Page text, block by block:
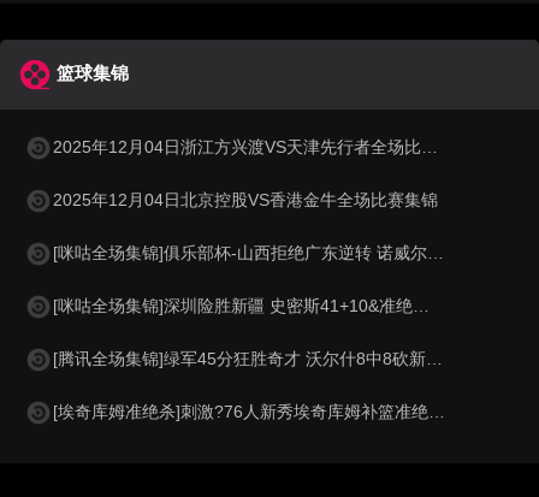
篮球集锦
2025年12月04日浙江方兴渡VS天津先行者全场比赛集锦
2025年12月04日北京控股VS香港金牛全场比赛集锦
[咪咕全场集锦]俱乐部杯-山西拒绝广东逆转 诺威尔29+6 张宁19分 徐杰25+11
[咪咕全场集锦]深圳险胜新疆 史密斯41+10&准绝杀 李炎哲20+7
[腾讯全场集锦]绿军45分狂胜奇才 沃尔什8中8砍新高22分 怀特30+9 白魔11中2
[埃奇库姆准绝杀]刺激?76人新秀埃奇库姆补篮准绝杀勇士！马克西钉板拒绝反绝杀